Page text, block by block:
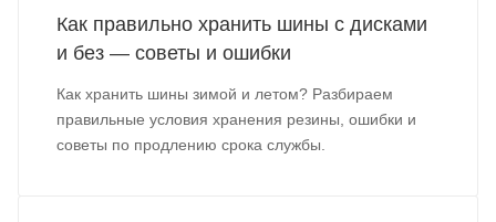
Как правильно хранить шины с дисками
и без — советы и ошибки
Как хранить шины зимой и летом? Разбираем
правильные условия хранения резины, ошибки и
советы по продлению срока службы.